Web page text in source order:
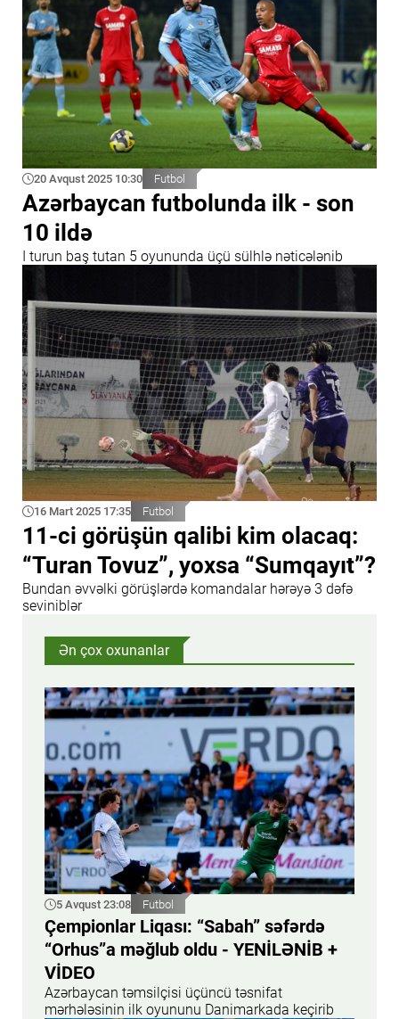
20 Avqust 2025 10:30 Futbol
Azərbaycan futbolunda ilk - son
10 ildə
I turun baş tutan 5 oyununda üçü sülhlə nəticələnib
16 Mart 2025 17:35 Futbol
11-ci görüşün qalibi kim olacaq:
“Turan Tovuz”, yoxsa “Sumqayıt”?
Bundan əvvəlki görüşlərdə komandalar hərəyə 3 dəfə
seviniblər
Ən çox oxunanlar
5 Avqust 23:08 Futbol
Çempionlar Liqası: “Sabah” səfərdə
“Orhus”a məğlub oldu - YENİLƏNİB +
VİDEO
Azərbaycan təmsilçisi üçüncü təsnifat
mərhələsinin ilk oyununu Danimarkada keçirib